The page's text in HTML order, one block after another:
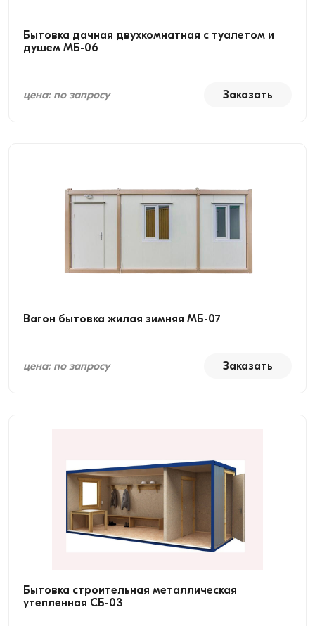
Бытовка дачная двухкомнатная с туалетом и
душем МБ-06
цена: по запросу Заказать
Вагон бытовка жилая зимняя МБ-07
цена: по запросу Заказать
Бытовка строительная металлическая
утепленная СБ-03